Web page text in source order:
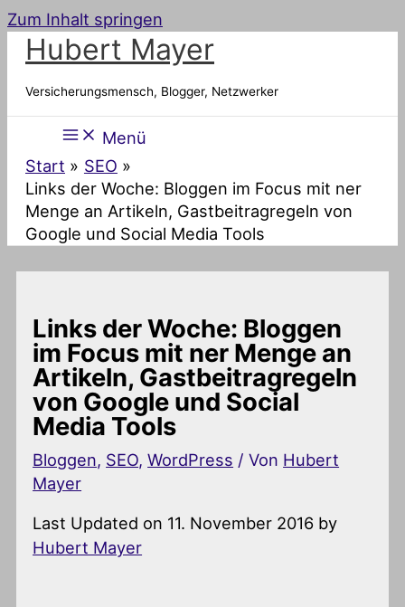
Zum Inhalt springen
Hubert Mayer
Versicherungsmensch, Blogger, Netzwerker
Menü
Start
SEO
Links der Woche: Bloggen im Focus mit ner
Menge an Artikeln, Gastbeitragregeln von
Google und Social Media Tools
Links der Woche: Bloggen
im Focus mit ner Menge an
Artikeln, Gastbeitragregeln
von Google und Social
Media Tools
Bloggen, SEO,WordPress / Von Hubert
Mayer
Last Updated on 11. November 2016 by
Hubert Mayer